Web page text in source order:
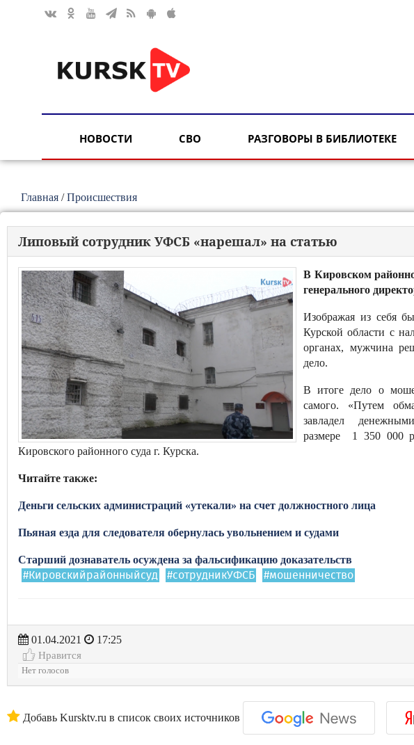
НОВОСТИ СВО РАЗГОВОРЫ В БИБЛИОТЕКЕ
Главная /Происшествия
Липовый сотрудник УФСБ «нарешал» на статью
В Кировском
генерального
Изображая из себя
Курской области с
органах, мужчина
дело.
В итоге дело о
самого. «Путем
завладел
размере 1 350 000
Кировского районного суда г. Курска.
Читайте также:
Деньги сельских администраций «утекали» на счет должностного лица
Пьяная езда для следователя обернулась увольнением и судами
Старший дознаватель осуждена за фальсификацию доказательств
#Кировскийрайонныйсуд #сотрудникУФСБ #мошенничество
01.04.2021
17:25
Нравится
Нет голосов
Добавь Kursktv.ru в список своих источников